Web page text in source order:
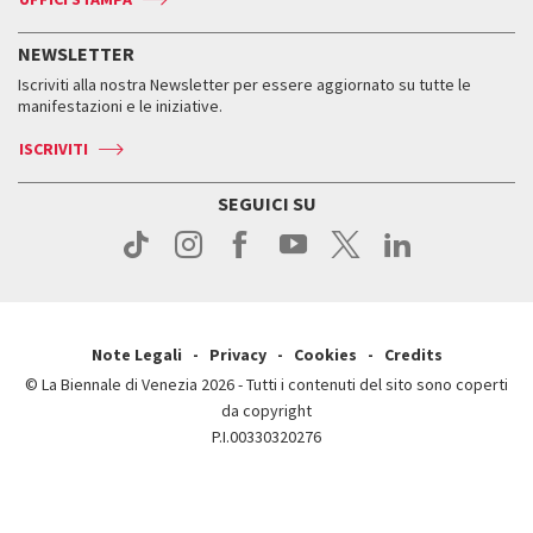
Press
Accrediti
Come raggiungerci
Come raggiungerci
Contatti
Press
Press
Orari e sedi
Biglietti
Servizi al pubblico
Come raggiungerci
Contatti
ASAC DATI
Storia
Orari e sedi
NEWSLETTER
Iscriviti alla nostra Newsletter per essere aggiornato su tutte le
manifestazioni e le iniziative.
ISCRIVITI
SEGUICI SU
Note Legali Privacy Cookies
Credits
© La Biennale di Venezia 2026 - Tutti i contenuti del sito sono coperti
da copyright
P.I.00330320276